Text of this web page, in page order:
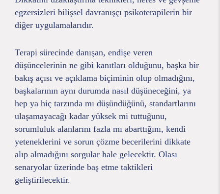
egzersizleri bilişsel davranışçı psikoterapilerin bir
diğer uygulamalarıdır.
Terapi sürecinde danışan, endişe veren
düşüncelerinin ne gibi kanıtları olduğunu, başka bir
bakış açısı ve açıklama biçiminin olup olmadığını,
başkalarının aynı durumda nasıl düşüneceğini, ya
hep ya hiç tarzında mı düşündüğünü, standartlarını
ulaşamayacağı kadar yüksek mi tuttuğunu,
sorumluluk alanlarını fazla mı abarttığını, kendi
yeteneklerini ve sorun çözme becerilerini dikkate
alıp almadığını sorgular hale gelecektir. Olası
senaryolar üzerinde baş etme taktikleri
geliştirilecektir.